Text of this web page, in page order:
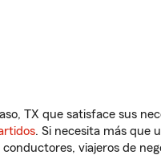
TX que satisface sus
. Si necesita más que
viajeros de